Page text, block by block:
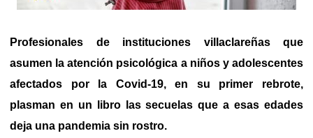
Profesionales de instituciones villaclareñas que
asumen la atención psicológica a niños y adolescentes
afectados por la Covid-19, en su primer rebrote,
plasman en un libro las secuelas que a esas edades
deja una pandemia sin rostro.